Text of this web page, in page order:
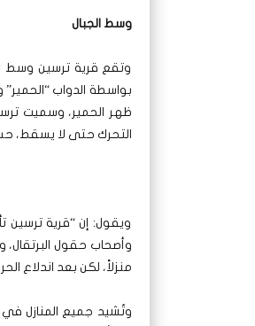
وسط الجبال
وتقع قرية ترسين وسط
ظهر الحمير، وسميت
التحرك حتى لا يسقط،
ويقول: إن “قرية ترسين
منزلاً، لكن بعد اندلاع
وتُشيد جميع المنازل